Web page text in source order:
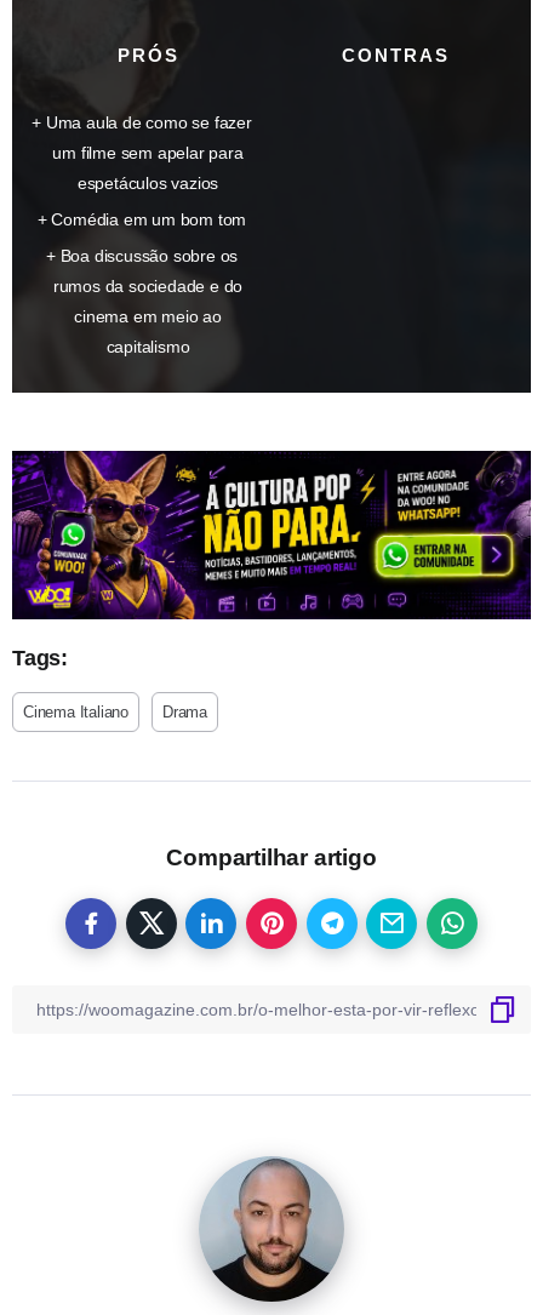
PRÓS
Uma aula de como se fazer
um filme sem apelar para
espetáculos vazios
Comédia em um bom tom
Boa discussão sobre os
rumos da sociedade e do
cinema em meio ao
capitalismo
CONTRAS
Tags:
Cinema Italiano Drama
Compartilhar artigo